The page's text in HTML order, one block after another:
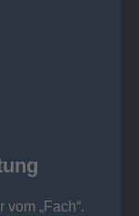
„Fach“.
durch